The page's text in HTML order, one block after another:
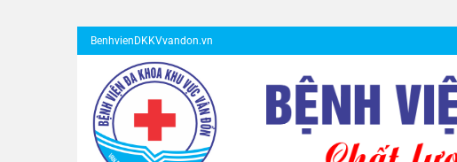
Bỏ
qua
dung
BenhvienDKKVvandon.vn